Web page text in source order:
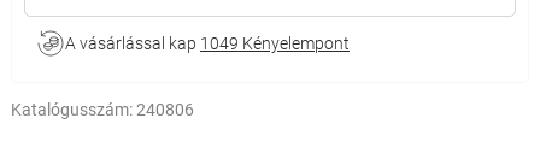
A vásárlással kap 1049 Kényelempont
Katalógusszám:240806